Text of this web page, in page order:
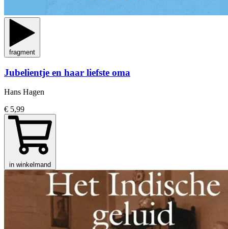
fragment
Jubelientje en haar liefste oma
Hans Hagen
€ 5,99
in winkelmand